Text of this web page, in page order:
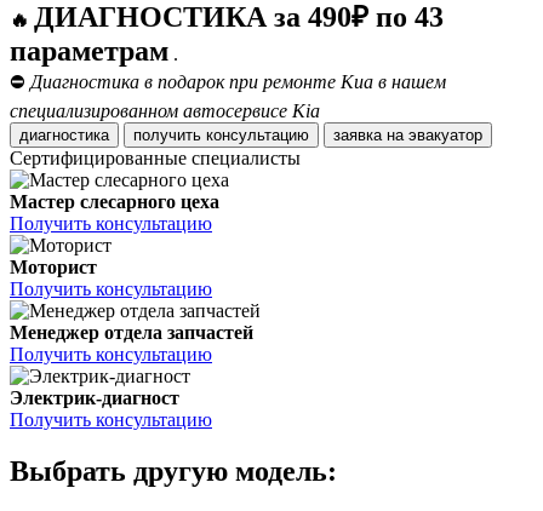
🔥 ДИАГНОСТИКА за 490₽ по 43
параметрам .
⛔ Диагностика в подарок при ремонте Киа в нашем
специализированном автосервисе Kia
диагностика получить консультацию заявка на эвакуатор
Сертифицированные специалисты
Мастер слесарного цеха
Получить консультацию
Моторист
Получить консультацию
Менеджер отдела запчастей
Получить консультацию
Электрик-диагност
Получить консультацию
Выбрать другую модель: